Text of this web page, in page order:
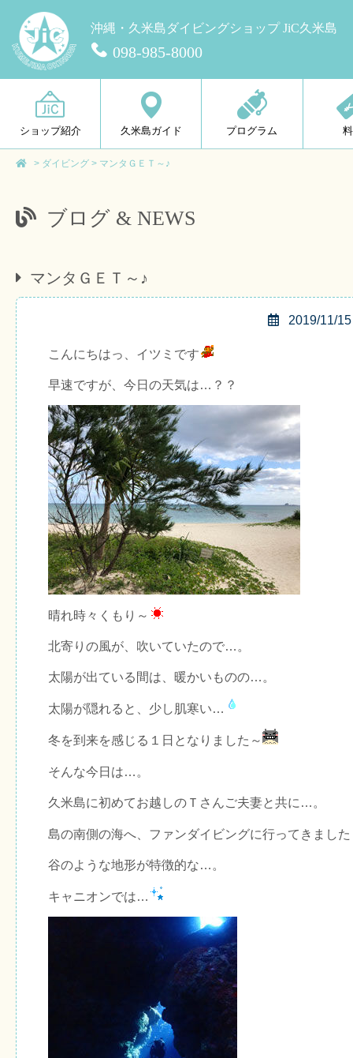
沖縄・久米島ダイビングショップ JiC久米島
098-985-8000
ショップ紹介 久米島ガイド プログラム
> ダイビング > マンタＧＥＴ～♪
ブログ & NEWS
マンタＧＥＴ～♪
2019/11/15
こんにちはっ、イツミです
早速ですが、今日の天気は…？？
晴れ時々くもり～
北寄りの風が、吹いていたので…。
太陽が出ている間は、暖かいものの…。
太陽が隠れると、少し肌寒い…
冬を到来を感じる１日となりました～
そんな今日は…。
久米島に初めてお越しのＴさんご夫妻と共に…。
島の南側の海へ、ファンダイビングに行ってきました
谷のような地形が特徴的な…。
キャニオンでは…